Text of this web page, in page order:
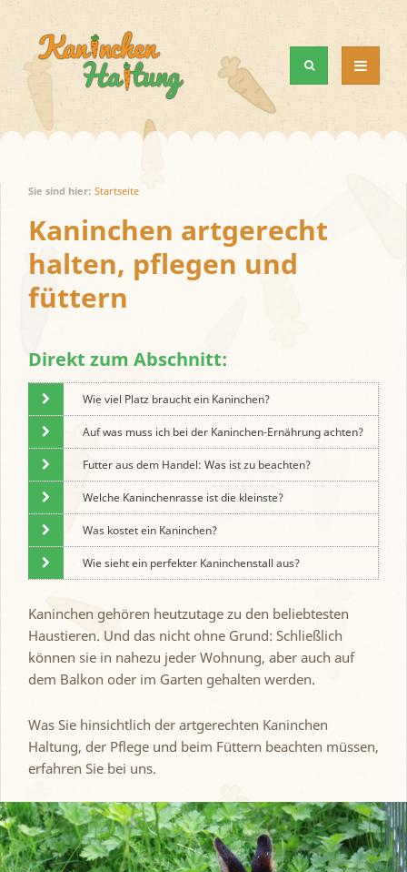
Sie sind hier: Startseite
Kaninchen artgerecht
halten, pflegen und
füttern
Direkt zum Abschnitt:
Wie viel Platz braucht ein Kaninchen?
Auf was muss ich bei der Kaninchen-Ernährung achten?
Futter aus dem Handel: Was ist zu beachten?
Welche Kaninchenrasse ist die kleinste?
Was kostet ein Kaninchen?
Wie sieht ein perfekter Kaninchenstall aus?
Kaninchen gehören heutzutage zu den beliebtesten
Haustieren. Und das nicht ohne Grund: Schließlich
können sie in nahezu jeder Wohnung, aber auch auf
dem Balkon oder im Garten gehalten werden.
Was Sie hinsichtlich der artgerechten Kaninchen
Haltung, der Pflege und beim Füttern beachten müssen,
erfahren Sie bei uns.